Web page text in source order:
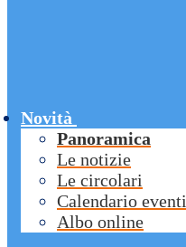
Novità
Panoramica
Le notizie
Le circolari
Calendario eventi
Albo online